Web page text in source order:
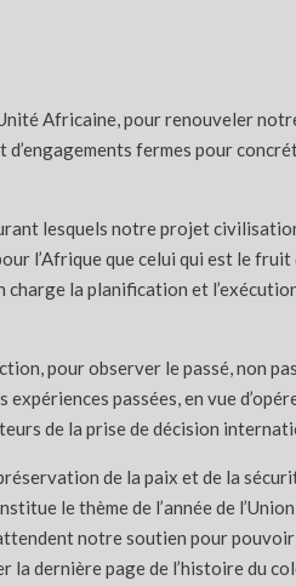
Africaine, pour renouveler
fermes pour
lesquels notre projet
l’Afrique que celui qui est le fruit
la planification et
pour observer le passé, non
passées, en vue
de la prise de décision
de la paix et de la
le thème de l’année de
notre soutien pour
dernière page de l’histoire du